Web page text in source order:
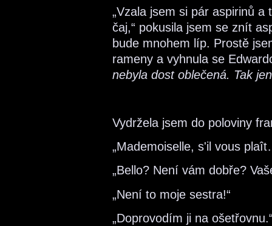
„Vzala jsem si pár aspirinů
čaj,“ pokusila jsem se znít
bude mnohem líp. Prostě
rameny a vyhnula se
nebyla dost oblečená. Tak
Vydržela jsem do poloviny
„Mademoiselle, s'il vous
„Bello? Není vám dobře?
„Není to moje sestra!“
„Doprovodím ji na